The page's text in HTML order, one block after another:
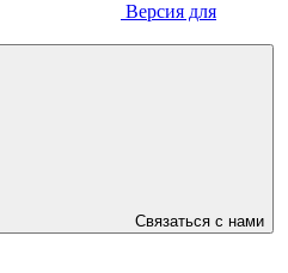
Версия для
Связаться с нами